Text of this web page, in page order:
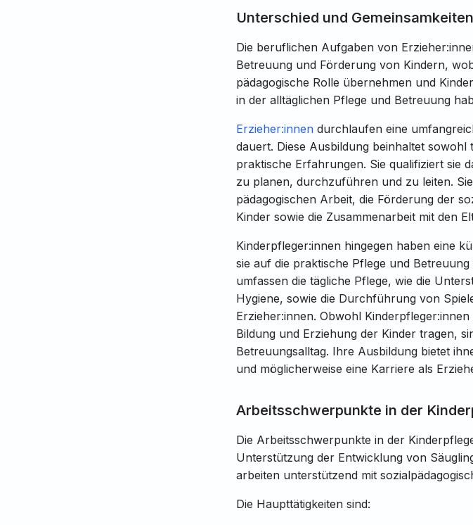
Unterschied und
Die beruflichen Aufgaben von
Betreuung und Förderung von Kindern,
pädagogische Rolle übernehmen und
in der alltäglichen Pflege und Betreuung
Erzieher:innen durchlaufen eine
dauert. Diese Ausbildung beinhaltet
praktische Erfahrungen. Sie qualifiziert sie
zu planen, durchzuführen und zu leiten.
pädagogischen Arbeit, die Förderung der
Kinder sowie die Zusammenarbeit mit den
Kinderpfleger:innen hingegen haben eine
sie auf die praktische Pflege und
umfassen die tägliche Pflege, wie die
Hygiene, sowie die Durchführung von
Erzieher:innen. Obwohl
Bildung und Erziehung der Kinder tragen,
Betreuungsalltag. Ihre Ausbildung bietet
und möglicherweise eine Karriere als
Arbeitsschwerpunkte in der
Die Arbeitsschwerpunkte in der
Unterstützung der Entwicklung von
arbeiten unterstützend mit
Die Haupttätigkeiten sind: